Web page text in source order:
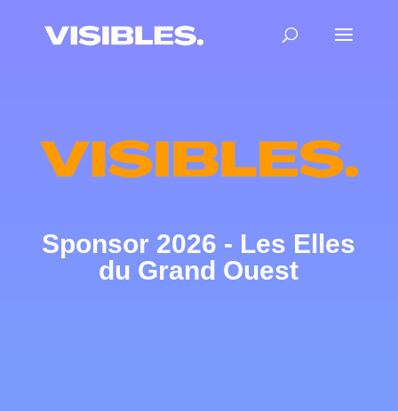
Sponsor 2026 - Les Elles
du Grand Ouest